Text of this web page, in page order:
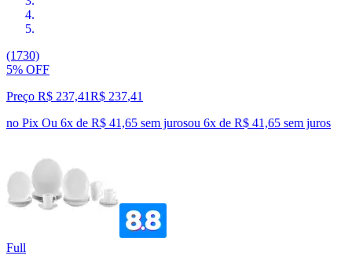
(1730)
5% OFF
Preço R$ 237,41R$ 237,41
no Pix Ou 6x de R$ 41,65 sem jurosou 6x de R$ 41,65 sem juros
Full